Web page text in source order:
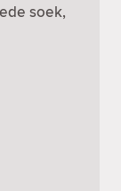
soek,